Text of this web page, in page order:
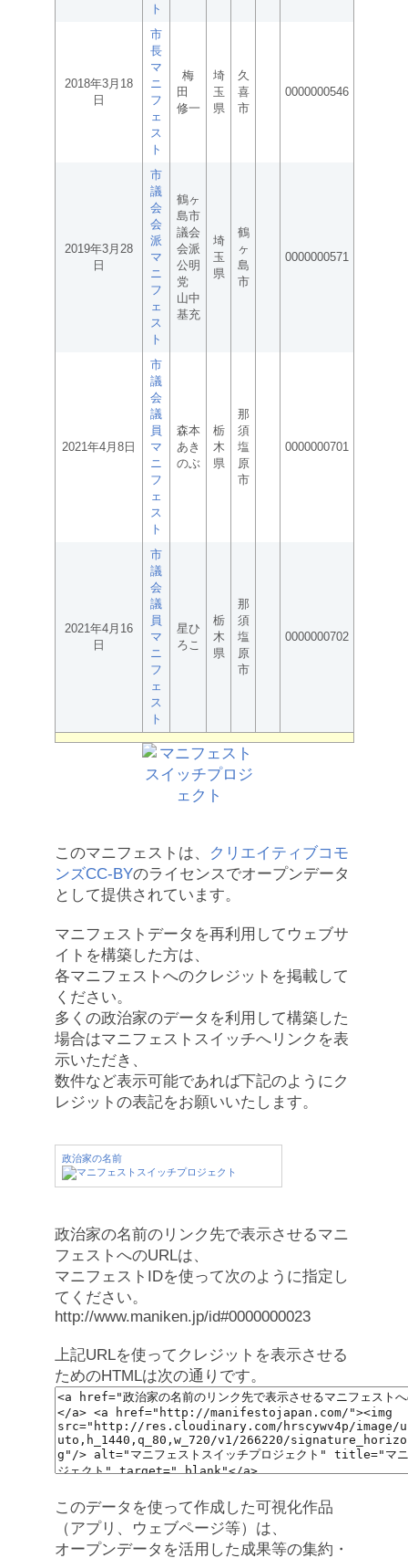
ト
2018年3月18
日
市
長
マ
ニ
フ
ェ
ス
ト
梅
田
修一
埼
玉
県
久
喜
市
0000000546
2019年3月28
日
市
議
会
会
派
マ
ニ
フ
ェ
ス
ト
鶴ヶ
島市
議会
会派
公明
党
山中
基充
埼
玉
県
鶴
ヶ
島
市
0000000571
2021年4月8日
市
議
会
議
員
マ
ニ
フ
ェ
ス
ト
森本
あき
のぶ
栃
木
県
那
須
塩
原
市
0000000701
2021年4月16
日
市
議
会
議
員
マ
ニ
フ
ェ
ス
ト
星ひ
ろこ
栃
木
県
那
須
塩
原
市
0000000702
このマニフェストは、
クリエイティブコモ
ンズCC-BYのライセンスでオープンデータ
として提供されています。
マニフェストデータを再利用してウェブサ
イトを構築した方は、
各マニフェストへのクレジットを掲載して
ください。
多くの政治家のデータを利用して構築した
場合はマニフェストスイッチへリンクを表
示いただき、
数件など表示可能であれば下記のようにク
レジットの表記をお願いいたします。
政治家の名前
政治家の名前のリンク先で表示させるマニ
フェストへのURLは、
マニフェストIDを使って次のように指定し
てください。
http://www.maniken.jp/id#0000000023
上記URLを使ってクレジットを表示させる
ためのHTMLは次の通りです。
このデータを使って作成した可視化作品
（アプリ、ウェブページ等）は、
オープンデータを活用した成果等の集約・